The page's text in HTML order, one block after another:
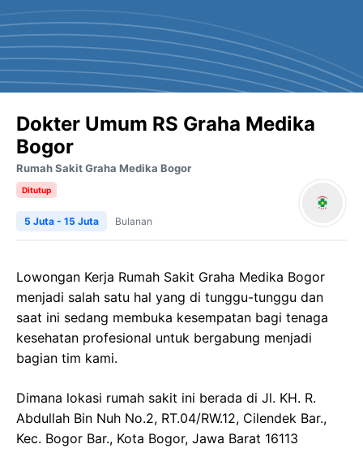
Dokter Umum RS Graha Medika
Bogor
Rumah Sakit Graha Medika Bogor
Ditutup
5 Juta - 15 Juta Bulanan
Lowongan Kerja Rumah Sakit Graha Medika Bogor
menjadi salah satu hal yang di tunggu-tunggu dan
saat ini sedang membuka kesempatan bagi tenaga
kesehatan profesional untuk bergabung menjadi
bagian tim kami.
Dimana lokasi rumah sakit ini berada di Jl. KH. R.
Abdullah Bin Nuh No.2, RT.04/RW.12, Cilendek Bar.,
Kec. Bogor Bar., Kota Bogor, Jawa Barat 16113